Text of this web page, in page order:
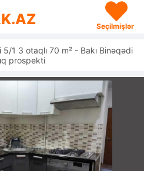
Seçilmişlər
1 3 otaqlı 70 m² - Bakı Binəqədi
prospekti